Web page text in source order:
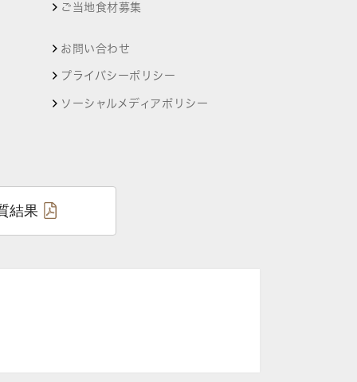
ご当地食材募集
お問い合わせ
プライバシーポリシー
ソーシャルメディアポリシー
結果